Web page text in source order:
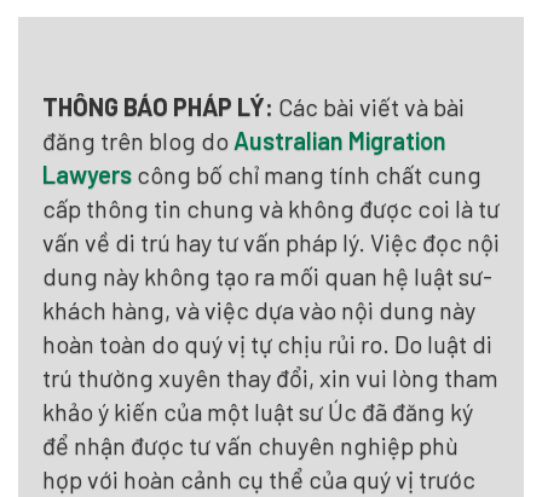
THÔNG BÁO PHÁP LÝ: Các bài viết và bài
đăng trên blog do Australian Migration
Lawyers công bố chỉ mang tính chất cung
cấp thông tin chung và không được coi là tư
vấn về di trú hay tư vấn pháp lý. Việc đọc nội
dung này không tạo ra mối quan hệ luật sư-
khách hàng, và việc dựa vào nội dung này
hoàn toàn do quý vị tự chịu rủi ro. Do luật di
trú thường xuyên thay đổi, xin vui lòng tham
khảo ý kiến của một luật sư Úc đã đăng ký
để nhận được tư vấn chuyên nghiệp phù
hợp với hoàn cảnh cụ thể của quý vị trước